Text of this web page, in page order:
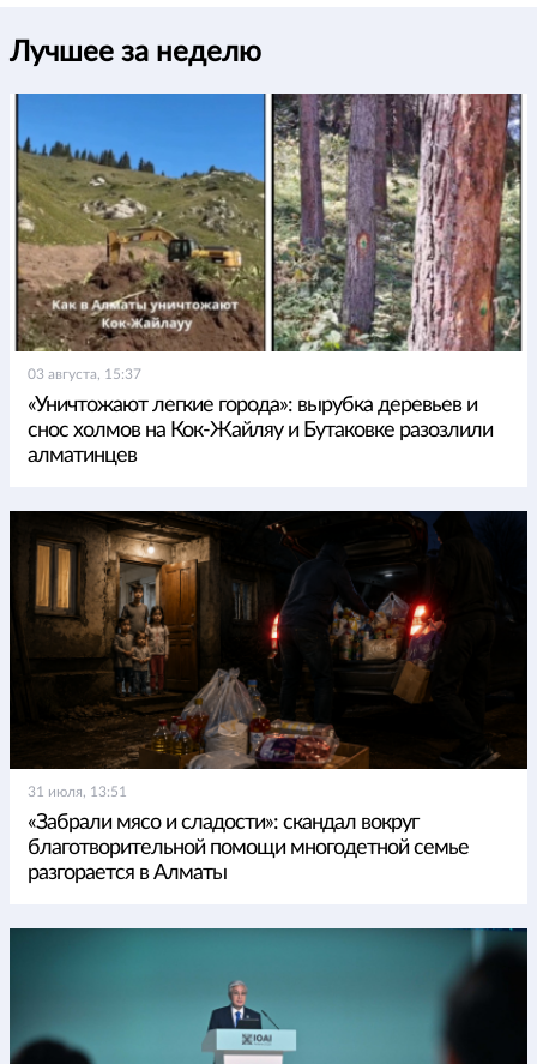
Лучшее за неделю
03 августа, 15:37
«Уничтожают легкие города»: вырубка деревьев и
снос холмов на Кок-Жайляу и Бутаковке разозлили
алматинцев
31 июля, 13:51
«Забрали мясо и сладости»: скандал вокруг
благотворительной помощи многодетной семье
разгорается в Алматы